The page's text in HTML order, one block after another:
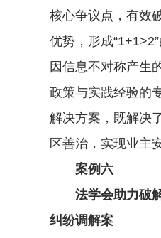
核心争议点，有效
优势，形成
因信息不对称产生
政策与实践经验的
解决方案，既解决
区善治，实现业主
案例六
法学会助力破解
纠纷调解案